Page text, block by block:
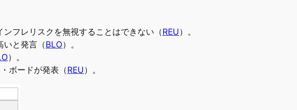
フレリスクを無視することはできない（REU）。
いと発言（BLO）。
）。
ボードが発表（REU）。